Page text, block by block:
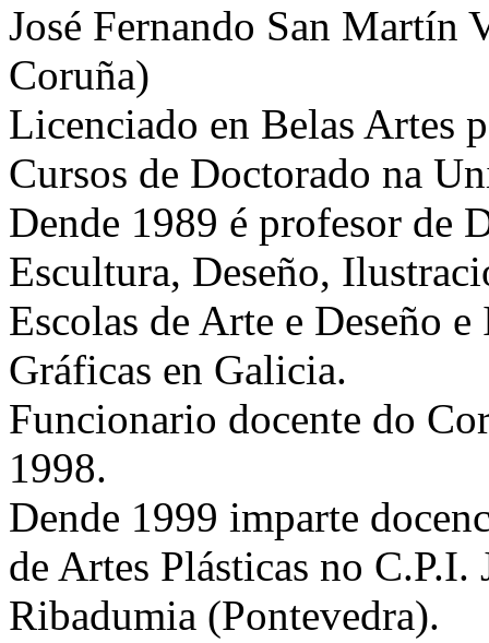
José Fernando San Martín
Coruña)
Licenciado en Belas Artes
Cursos de Doctorado na
Dende 1989 é profesor de
Escultura, Deseño,
Escolas de Arte e Deseño
Gráficas en Galicia.
Funcionario docente do
1998.
Dende 1999 imparte
de Artes Plásticas no
Ribadumia (Pontevedra).